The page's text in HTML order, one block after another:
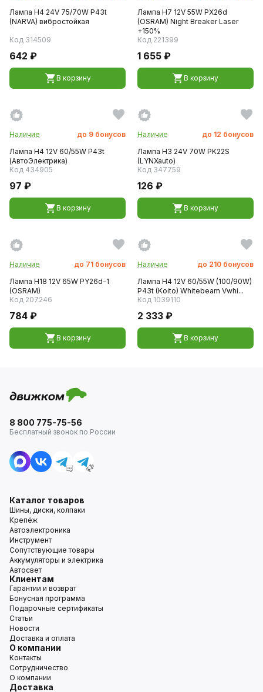
Лампа H4 24V 75/70W P43t
(NARVA) вибростойкая
Код 314509
642 ₽
В корзину
Лампа H7 12V 55W PX26d
(OSRAM) Night Breaker Laser
+150%
Код 221399
1 655 ₽
В корзину
Наличие до 9 бонусов
Лампа H4 12V 60/55W P43t
(АвтоЭлектрика)
Код 434905
97 ₽
В корзину
Наличие до 12 бонусов
Лампа H3 24V 70W PK22S
(LYNXauto)
Код 347759
126 ₽
В корзину
Наличие до 71 бонусов
Лампа H18 12V 65W PY26d-1
(OSRAM)
Код 207246
784 ₽
В корзину
Наличие до 210 бонусов
Лампа H4 12V 60/55W (100/90W)
P43t (Koito) Whitebeam Vwhi...
Код 1039110
2 333 ₽
В корзину
8 800 775-75-56
Бесплатный звонок по России
Каталог товаров
Шины, диски, колпаки
Крепёж
Автоэлектроника
Инструмент
Сопутствующие товары
Аккумуляторы и электрика
Автосвет
Клиентам
Гарантии и возврат
Бонусная программа
Подарочные сертификаты
Статьи
Новости
Доставка и оплата
О компании
Контакты
Сотрудничество
О компании
Доставка